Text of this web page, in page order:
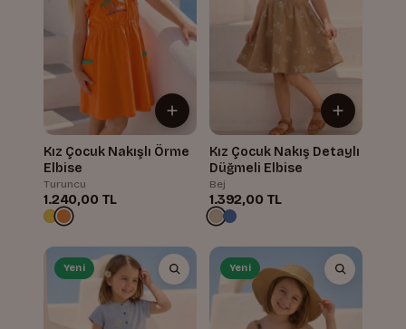
Kız Çocuk Nakışlı Örme
Elbise
Turuncu
1.240,00 TL
Kız Çocuk Nakış Detaylı
Düğmeli Elbise
Bej
1.392,00 TL
Yeni Yeni